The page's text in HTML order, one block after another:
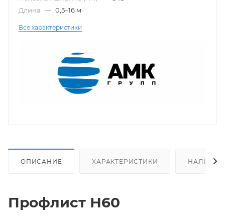
Длина — 0,5–16 м
Все характеристики
ОПИСАНИЕ ХАРАКТЕРИСТИКИ НАЛИЧИЕ
Профлист Н60